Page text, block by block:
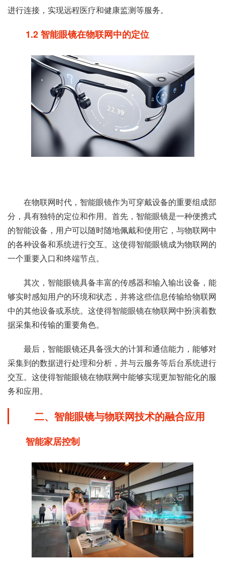
进行连接，实现远程医疗和健康监测等服务。
1.2 智能眼镜在物联网中的定位
在物联网时代，智能眼镜作为可穿戴设备的重要组成部
分，具有独特的定位和作用。首先，智能眼镜是一种便携式
的智能设备，用户可以随时随地佩戴和使用它，与物联网中
的各种设备和系统进行交互。这使得智能眼镜成为物联网的
一个重要入口和终端节点。
其次，智能眼镜具备丰富的传感器和输入输出设备，能
够实时感知用户的环境和状态，并将这些信息传输给物联网
中的其他设备或系统。这使得智能眼镜在物联网中扮演着数
据采集和传输的重要角色。
最后，智能眼镜还具备强大的计算和通信能力，能够对
采集到的数据进行处理和分析，并与云服务等后台系统进行
交互。这使得智能眼镜在物联网中能够实现更加智能化的服
务和应用。
二、智能眼镜与物联网技术的融合应用
智能家居控制